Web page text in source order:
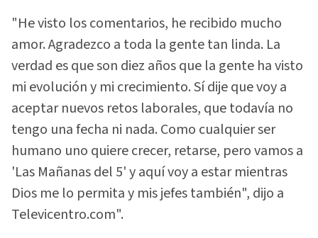
"He visto los comentarios, he recibido mucho
amor. Agradezco a toda la gente tan linda. La
verdad es que son diez años que la gente ha visto
mi evolución y mi crecimiento. Sí dije que voy a
aceptar nuevos retos laborales, que todavía no
tengo una fecha ni nada. Como cualquier ser
humano uno quiere crecer, retarse, pero vamos a
'Las Mañanas del 5' y aquí voy a estar mientras
Dios me lo permita y mis jefes también", dijo a
Televicentro.com".